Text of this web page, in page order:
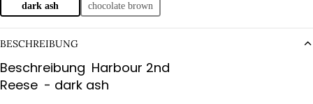
dark ash chocolate brown
BESCHREIBUNG
Beschreibung Harbour 2nd
Reese - dark ash